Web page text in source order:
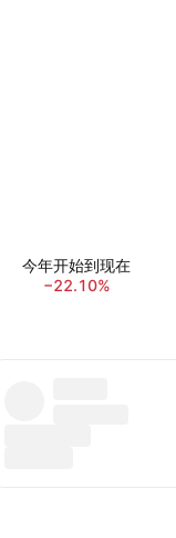
今年开始到现在
−22.10%